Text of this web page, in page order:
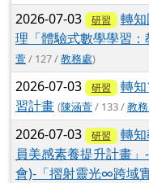
2026-07-03 研習
轉
理「體驗式數學學習：
萱/ 127 /教務處)
2026-07-03 研習
轉
習計畫 (陳涵萱/ 133 /教
2026-07-03 研習
轉
員美感素養提升計畫
會)-「摺射靈光∞跨域